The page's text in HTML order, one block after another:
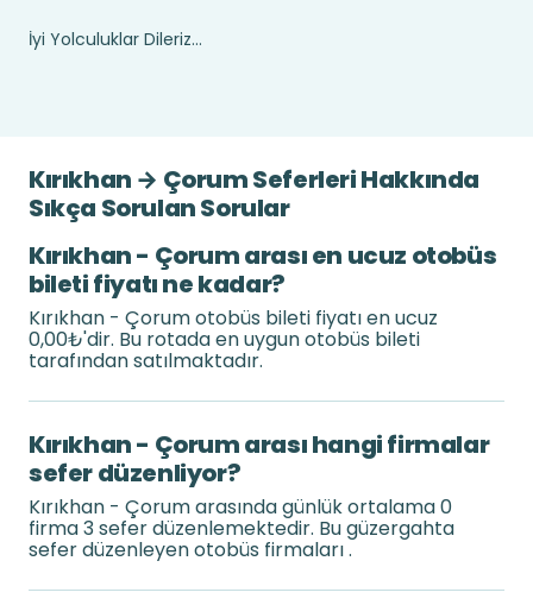
İyi Yolculuklar Dileriz...
Kırıkhan → Çorum Seferleri Hakkında
Sıkça Sorulan Sorular
Kırıkhan - Çorum arası en ucuz otobüs
bileti fiyatı ne kadar?
Kırıkhan - Çorum otobüs bileti fiyatı en ucuz
0,00₺'dir. Bu rotada en uygun otobüs bileti
tarafından satılmaktadır.
Kırıkhan - Çorum arası hangi firmalar
sefer düzenliyor?
Kırıkhan - Çorum arasında günlük ortalama 0
firma 3 sefer düzenlemektedir. Bu güzergahta
sefer düzenleyen otobüs firmaları .